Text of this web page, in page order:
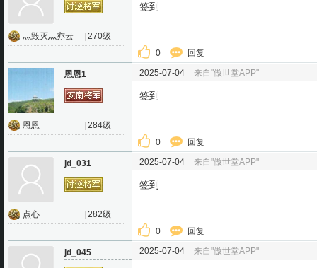
灬毁灭灬亦云 270级
签到
0 回复
恩恩1
恩恩 284级
2025-07-04 来自"傲世堂APP"
签到
0 回复
jd_031
点心 282级
2025-07-04 来自"傲世堂APP"
签到
0 回复
jd_045 2025-07-04 来自"傲世堂APP"